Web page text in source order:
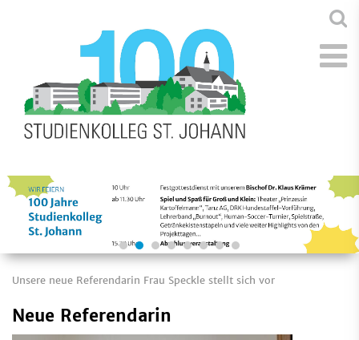
Unsere neue Referendarin Frau Speckle stellt sich vor
Neue Referendarin